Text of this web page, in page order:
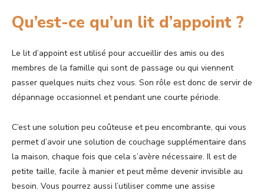
Qu’est-ce qu’un lit d’appoint ?
Le lit d’appoint est utilisé pour accueillir des amis ou des
membres de la famille qui sont de passage ou qui viennent
passer quelques nuits chez vous. Son rôle est donc de servir de
dépannage occasionnel et pendant une courte période.
C’est une solution peu coûteuse et peu encombrante, qui vous
permet d’avoir une solution de couchage supplémentaire dans
la maison, chaque fois que cela s’avère nécessaire. Il est de
petite taille, facile à manier et peut même devenir invisible au
besoin. Vous pourrez aussi l’utiliser comme une assise